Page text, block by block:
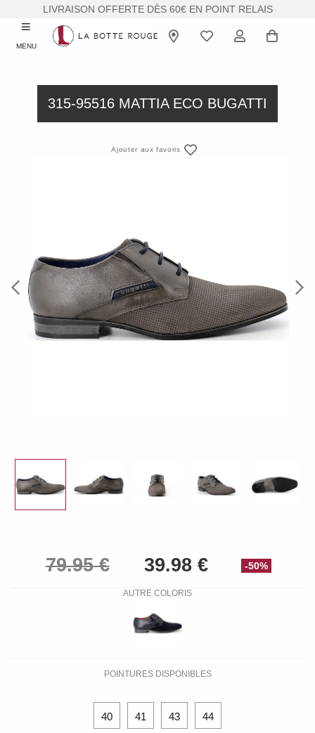
LIVRAISON OFFERTE DÈS 60€ EN POINT RELAIS
MENU
315-95516 MATTIA ECO BUGATTI
Ajouter aux favoris
Previous Next
-50%
AUTRE COLORIS
POINTURES DISPONIBLES
40 41 43 44